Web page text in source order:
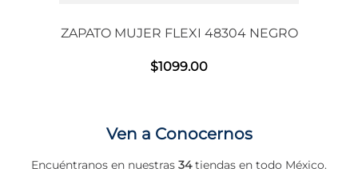
ZAPATO MUJER FLEXI 48304 NEGRO
$1099.00
Ven a Conocernos
Encuéntranos en nuestras 34tiendas en todo México.